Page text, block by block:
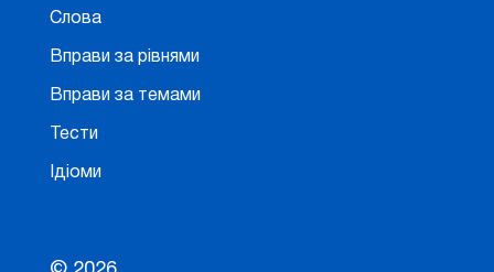
Слова
Вправи за рівнями
Вправи за темами
Тести
Ідіоми